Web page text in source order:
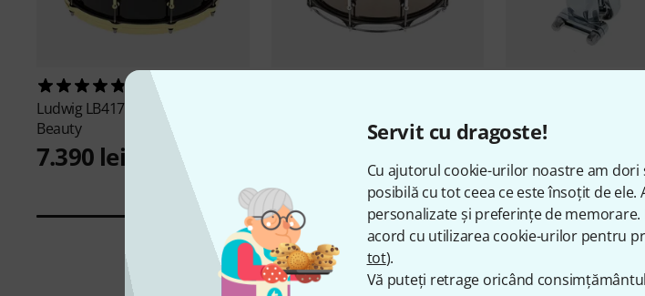
Servit cu dragoste!
Cu ajutorul cookie-urilor noastre am
posibilă cu tot ceea ce este însoțit de
personalizate și preferințe de
acord cu utilizarea cookie-urilor pentru
tot).
Vă puteți retrage oricând
Ludwig LB417BT 14"x6,5" Black
Beauty
7.390 lei
364 lei